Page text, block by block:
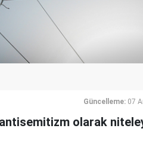
Güncelleme: 07
olarak